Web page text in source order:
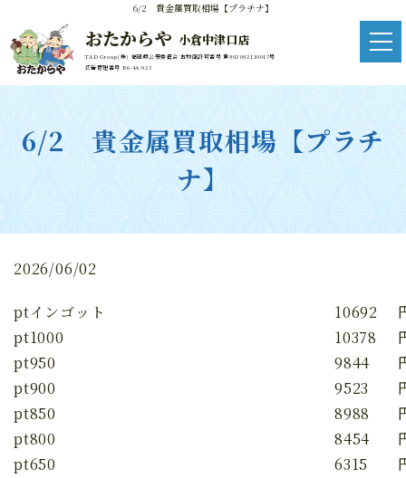
6/2 貴金属買取相場【プラチナ】
おたからや 小倉中津口店
TAD Group(株) 福岡県公安委員会 古物商許可番号 第902092110017号
広告管理番号 R6-4A 023
6/2 貴金属買取相場【プラチ
ナ】
2026/06/02
ptインゴット 10692
pt1000
10378
pt950
9844
pt900
9523
pt850
8988
pt800
8454
pt650
6315